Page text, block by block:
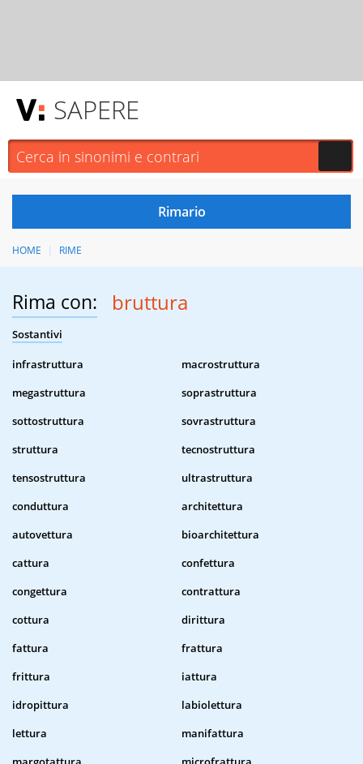
SAPERE
HOME RIME
Rima con: bruttura
Sostantivi
infrastruttura
macrostruttura
megastruttura
soprastruttura
sottostruttura
sovrastruttura
struttura
tecnostruttura
tensostruttura
ultrastruttura
conduttura
architettura
autovettura
bioarchitettura
cattura
confettura
congettura
contrattura
cottura
dirittura
fattura
frattura
frittura
iattura
idropittura
labiolettura
lettura
manifattura